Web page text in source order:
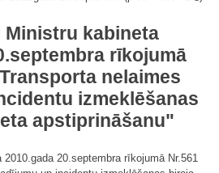
Ministru kabineta
rīkojumā
nelaimes
izmeklēšanas
apstiprināšanu"
2010.gada 20.septembra rīkojumā Nr.561